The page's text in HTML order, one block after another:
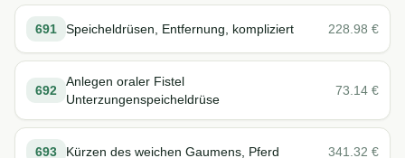
691 Speicheldrüsen, Entfernung, kompliziert 228.98 €
692
Anlegen oraler Fistel
Unterzungenspeicheldrüse
73.14 €
693 Kürzen des weichen Gaumens, Pferd 341.32 €